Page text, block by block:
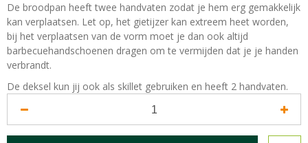
De broodpan heeft twee handvaten zodat je hem erg gemakkelijk
kan verplaatsen. Let op, het gietijzer kan extreem heet worden,
bij het verplaatsen van de vorm moet je dan ook altijd
barbecuehandschoenen dragen om te vermijden dat je je handen
verbrandt.
De deksel kun jij ook als skillet gebruiken en heeft 2 handvaten.